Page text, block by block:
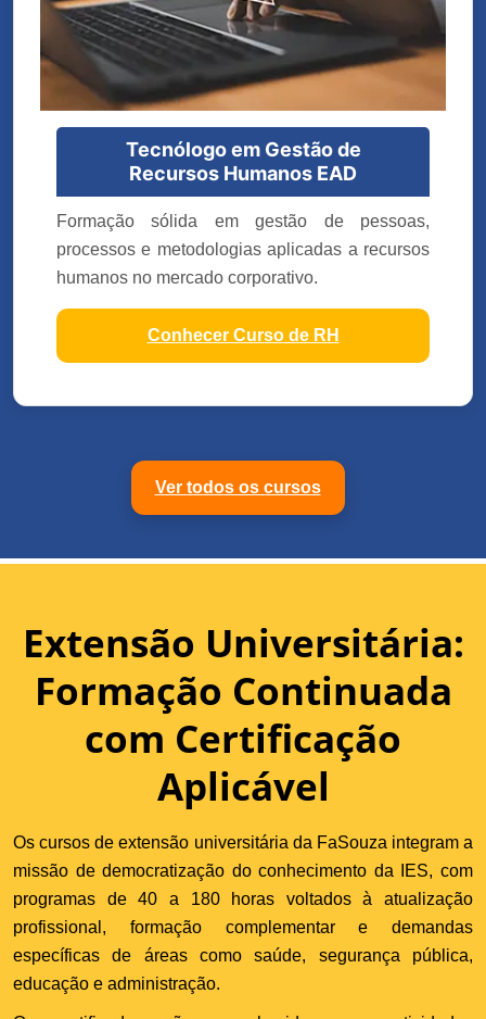
Tecnólogo em Gestão de
Recursos Humanos EAD
Formação sólida em gestão de pessoas,
processos e metodologias aplicadas a recursos
humanos no mercado corporativo.
Conhecer Curso de RH
Ver todos os cursos
Extensão Universitária:
Formação Continuada
com Certificação
Aplicável
Os cursos de extensão universitária da FaSouza integram a
missão de democratização do conhecimento da IES, com
programas de 40 a 180 horas voltados à atualização
profissional, formação complementar e demandas
específicas de áreas como saúde, segurança pública,
educação e administração.